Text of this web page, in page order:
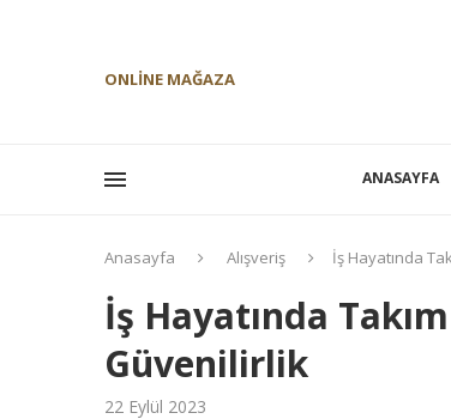
ONLINE MAĞAZA
ANASAYFA
Anasayfa Alışveriş İş Hayatında
İş Hayatında
Güvenilirlik
22 Eylül 2023